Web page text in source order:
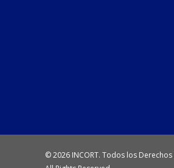
© 2026 INCORT. Todos los